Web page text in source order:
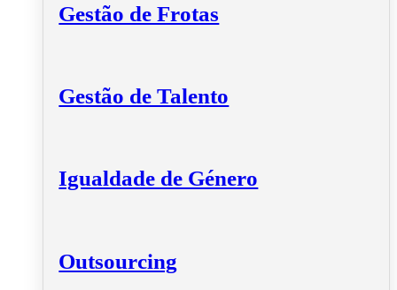
Gestão de Frotas
Gestão de Talento
Igualdade de Género
Outsourcing